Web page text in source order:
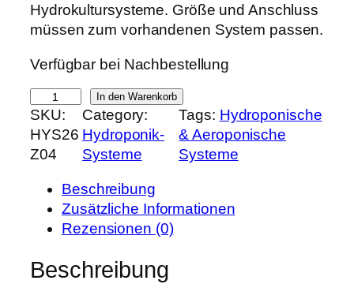
p
r
n
g
l
i
c
h
e
r
P
e
u
e
l
e
r
P
r
i
s
i
t
Hydrokultursysteme. Größe und Anschluss
müssen zum vorhandenen System passen.
Verfügbar bei Nachbestellung
u
t
r
u
In den Warenkorb
SKU:
HYS26
Z04
Category:
Hydroponik-
Systeme
Tags: Hydroponische
& Aeroponische
Systeme
Beschreibung
Zusätzliche Informationen
Rezensionen (0)
Beschreibung